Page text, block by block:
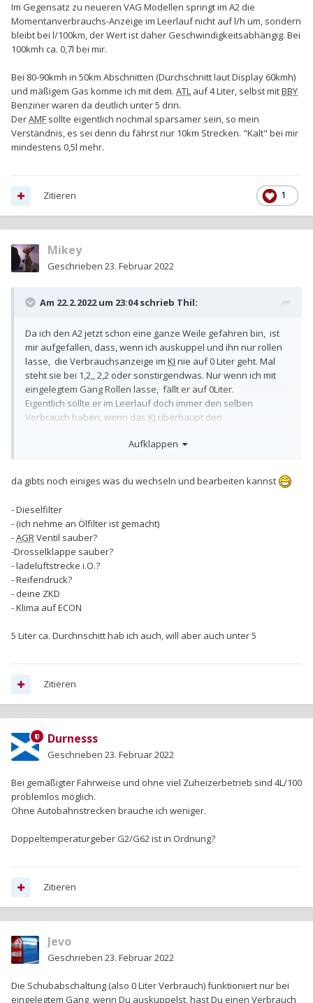
Im Gegensatz zu neueren VAG Modellen springt im A2 die
Momentanverbrauchs-Anzeige im Leerlauf nicht auf l/h um, sondern
bleibt bei l/100km, der Wert ist daher Geschwindigkeitsabhängig. Bei
100kmh ca. 0,7l bei mir.
Bei 80-90kmh in 50km Abschnitten (Durchschnitt laut Display 60kmh)
und mäßigem Gas komme ich mit dem. ATL auf 4 Liter, selbst mitBBY
Benziner waren da deutlich unter 5 drin.
DerAMF sollte eigentlich nochmal sparsamer sein, so mein
Verständnis, es sei denn du fährst nur 10km Strecken. "Kalt" bei mir
mindestens 0,5l mehr.
1
Zitieren
Mikey
Geschrieben 23. Februar 2022
Am 22.2.2022 um 23:04 schrieb Thil:
Da ich den A2 jetzt schon eine ganze Weile gefahren bin, ist
mir aufgefallen, dass, wenn ich auskuppel und ihn nur rollen
lasse, die Verbrauchsanzeige im KI nie auf 0 Liter geht. Mal
steht sie bei 1,2,, 2,2 oder sonstirgendwas. Nur wenn ich mit
eingelegtem Gang Rollen lasse, fällt er auf 0Liter.
Eigentlich sollte er im Leerlauf doch immer den selben
Verbrauch haben, wenn das KI überhaupt den
Da ich noch keine Zeit hatte mich um die ZKD zu kümmern,
Beschleunigung, schalten bei unter 2000 Umdrehungen.
Durchschnittsverbrauch ist aber so um die 5 Liter. Das finde
ich für die sehr sanfte Fahrweise aber eigentlich zuviel. Ist der
Verbrauch realistisch oder ist so ein Fehler bekannt? Der
Luftfilter ist gerade erst mit dem Öl gewechselt worden.
Aufklappen
da gibts noch einiges was du wechseln und bearbeiten kannst
- Dieselfilter
- (ich nehme an Ölfilter ist gemacht)
-AGRVentil sauber?
-Drosselklappe sauber?
- ladeluftstrecke i.O.?
- Reifendruck?
- deine ZKD
- Klima auf ECON
5 Liter ca. Durchnschitt hab ich auch, will aber auch unter 5
Zitieren
Durnesss
Geschrieben 23. Februar 2022
Bei gemäßigter Fahrweise und ohne viel Zuheizerbetrieb sind 4L/100
problemlos möglich.
Ohne Autobahnstrecken brauche ich weniger.
Doppeltemperaturgeber G2/G62 ist in Ordnung?
Zitieren
Jevo
Geschrieben 23. Februar 2022
Die Schubabschaltung (also 0 Liter Verbrauch) funktioniert nur bei
eingelegtem Gang, wenn Du auskuppelst, hast Du einen Verbrauch